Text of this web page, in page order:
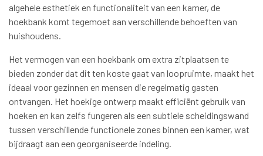
algehele esthetiek en functionaliteit van een kamer, de
hoekbank komt tegemoet aan verschillende behoeften van
huishoudens.
Het vermogen van een hoekbank om extra zitplaatsen te
bieden zonder dat dit ten koste gaat van loopruimte, maakt het
ideaal voor gezinnen en mensen die regelmatig gasten
ontvangen. Het hoekige ontwerp maakt efficiënt gebruik van
hoeken en kan zelfs fungeren als een subtiele scheidingswand
tussen verschillende functionele zones binnen een kamer, wat
bijdraagt aan een georganiseerde indeling.